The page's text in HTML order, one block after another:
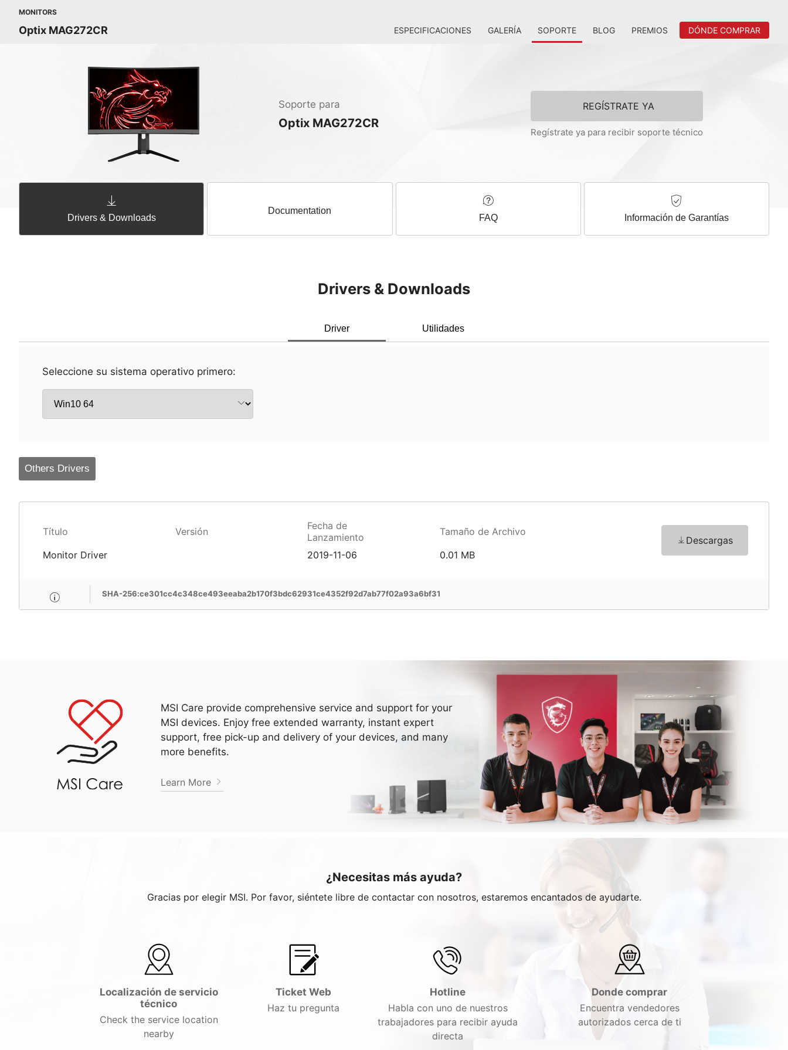
MONITORS
Optix MAG272CR ESPECIFICACIONES GALERÍA SOPORTE BLOG PREMIOS DÓNDE COMPRAR
Soporte para
Optix MAG272CR
REGÍSTRATE YA
Regístrate ya para recibir soporte técnico
Drivers & Downloads
Documentation
FAQ Información de Garantías
Drivers & Downloads
Driver Utilidades
Seleccione su sistema operativo primero:
Others Drivers
Título Versión
Fecha de
Lanzamiento
Tamaño de Archivo
Descargas
Monitor Driver
2019-11-06 0.01 MB
SHA-256:ce301cc4c348ce493eeaba2b170f3bdc62931ce4352f92d7ab77f02a93a6bf31
MSI Care provide comprehensive service and support for your
MSI devices. Enjoy free extended warranty, instant expert
support, free pick-up and delivery of your devices, and many
more benefits.
Learn More
¿Necesitas más ayuda?
Gracias por elegir MSI. Por favor, siéntete libre de contactar con nosotros, estaremos encantados de ayudarte.
Localización de servicio
técnico
Check the service location
nearby
Ticket Web
Haz tu pregunta
Hotline
Habla con uno de nuestros
trabajadores para recibir ayuda
directa
Donde comprar
Encuentra vendedores
autorizados cerca de ti